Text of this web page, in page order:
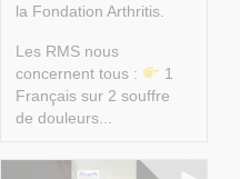
la Fondation Arthritis.
Les RMS nous
concernent tous :
1
Français sur 2 souffre
de douleurs...